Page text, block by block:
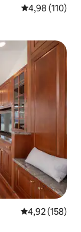
Gemiddelde
4,98 (110)
Gemiddelde
4,92 (158)